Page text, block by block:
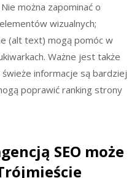
można zapominać o
wizualnych;
(alt text) mogą pomóc w
Ważne jest także
informacje są bardziej
poprawić ranking strony
SEO może